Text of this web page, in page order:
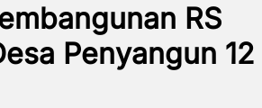
RS
Penyangun 12